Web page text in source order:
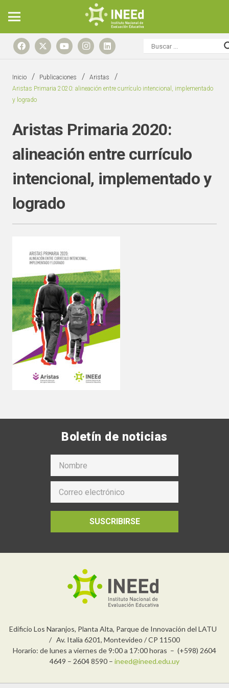
Inicio / Publicaciones / Aristas /
Aristas Primaria 2020: alineación entre currículo intencional, implementado
y logrado
Aristas Primaria 2020:
alineación entre currículo
intencional, implementado y
logrado
Boletín de noticias
SUSCRIBIRSE
Edificio Los Naranjos, Planta Alta, Parque de Innovación del LATU
/ Av. Italia 6201, Montevideo / CP 11500
Horario: de lunes a viernes de 9:00 a 17:00 horas – (+598) 2604
4649 – 2604 8590 – ineed@ineed.edu.uy